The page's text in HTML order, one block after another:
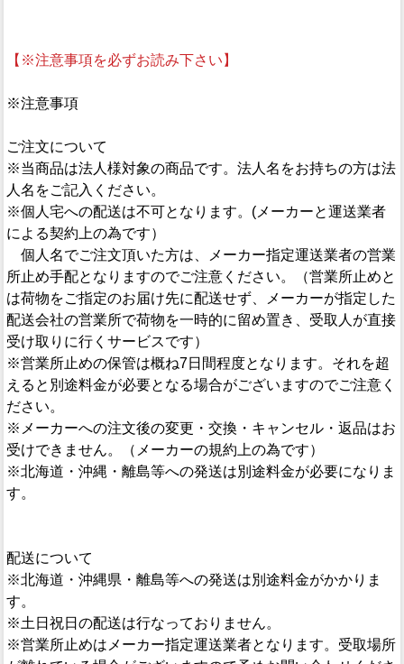
【※注意事項を必ずお読み下さい】
※注意事項
ご注文について
※当商品は法人様対象の商品です。法人名をお持ちの方は法
人名をご記入ください。
※個人宅への配送は不可となります。(メーカーと運送業者
による契約上の為です）
個人名でご注文頂いた方は、メーカー指定運送業者の営業
所止め手配となりますのでご注意ください。（営業所止めと
は荷物をご指定のお届け先に配送せず、メーカーが指定した
配送会社の営業所で荷物を一時的に留め置き、受取人が直接
受け取りに行くサービスです）
※営業所止めの保管は概ね7日間程度となります。それを超
えると別途料金が必要となる場合がございますのでご注意く
ださい。
※メーカーへの注文後の変更・交換・キャンセル・返品はお
受けできません。（メーカーの規約上の為です）
※北海道・沖縄・離島等への発送は別途料金が必要になりま
す。
配送について
※北海道・沖縄県・離島等への発送は別途料金がかかりま
す。
※土日祝日の配送は行なっておりません。
※営業所止めはメーカー指定運送業者となります。受取場所